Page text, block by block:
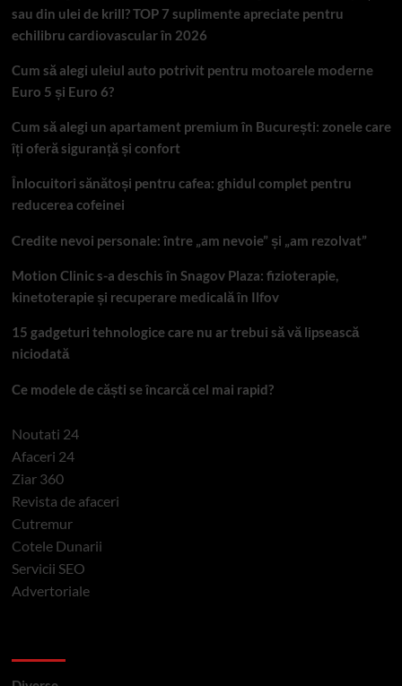
sau din ulei de krill? TOP 7 suplimente apreciate pentru
echilibru cardiovascular în 2026
Cum să alegi uleiul auto potrivit pentru motoarele moderne
Euro 5 și Euro 6?
Cum să alegi un apartament premium în București: zonele care
îți oferă siguranță și confort
Înlocuitori sănătoși pentru cafea: ghidul complet pentru
reducerea cofeinei
Credite nevoi personale: între „am nevoie” și „am rezolvat”
Motion Clinic s-a deschis în Snagov Plaza: fizioterapie,
kinetoterapie și recuperare medicală în Ilfov
15 gadgeturi tehnologice care nu ar trebui să vă lipsească
niciodată
Ce modele de căști se încarcă cel mai rapid?
Noutati 24
Afaceri 24
Ziar 360
Revista de afaceri
Cutremur
Cotele Dunarii
Servicii SEO
Advertoriale